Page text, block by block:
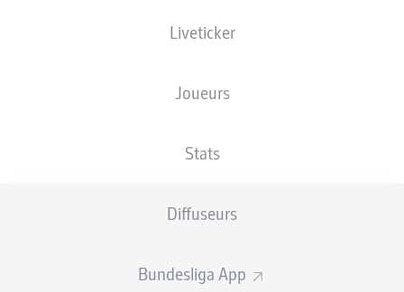
Liveticker
Joueurs
Stats
Diffuseurs
Bundesliga App